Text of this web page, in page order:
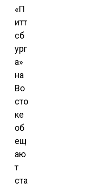
«П
итт
сб
ург
а»
на
Во
сто
ке
об
ещ
аю
т
ста